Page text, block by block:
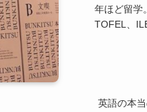
年ほど留学
TOFEL、
英語の本